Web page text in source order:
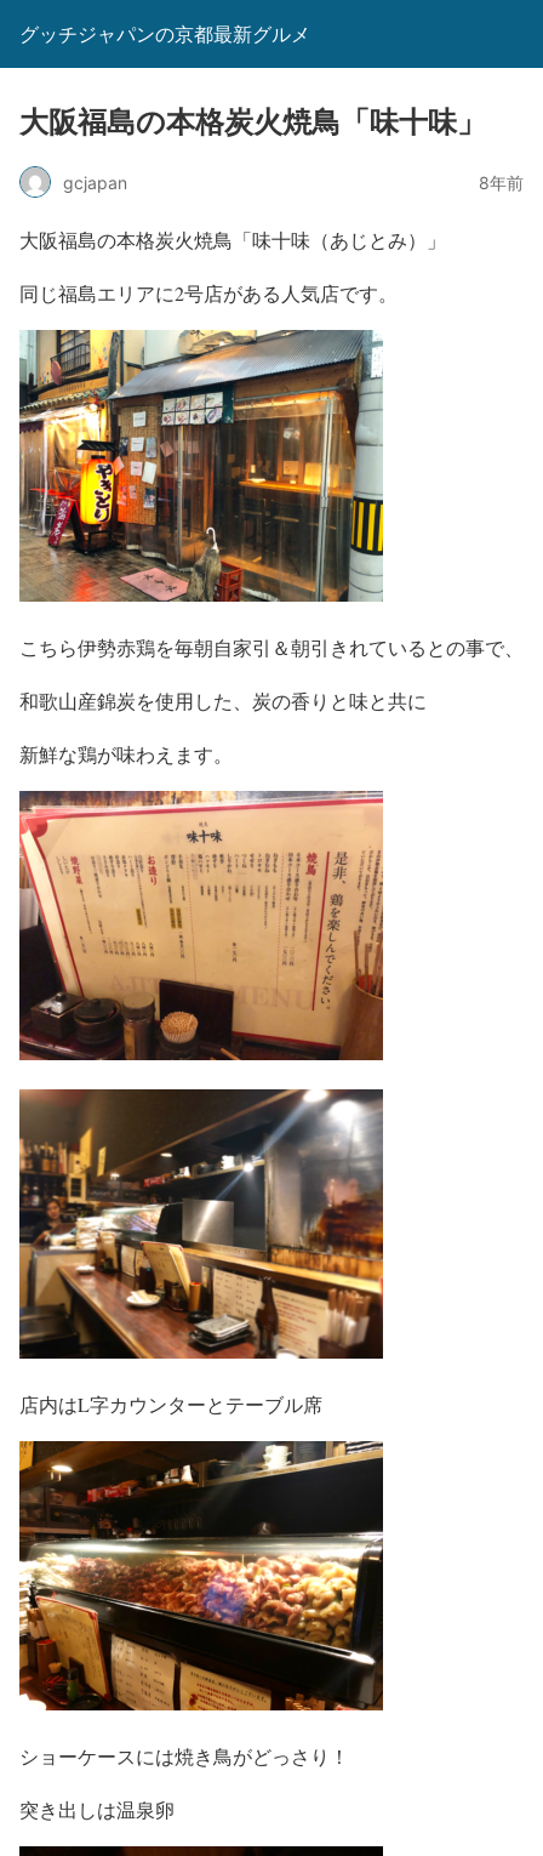
グッチジャパンの京都最新グルメ
大阪福島の本格炭火焼鳥「味十味」
gcjapan 8年前
大阪福島の本格炭火焼鳥「味十味（あじとみ）」
同じ福島エリアに2号店がある人気店です。
こちら伊勢赤鶏を毎朝自家引＆朝引きれているとの事で、
和歌山産錦炭を使用した、炭の香りと味と共に
新鮮な鶏が味わえます。
店内はL字カウンターとテーブル席
ショーケースには焼き鳥がどっさり！
突き出しは温泉卵